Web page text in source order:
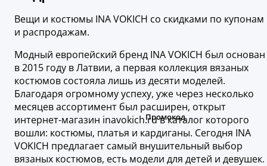
Вещи и костюмы INA VOKICH со скидками по купонам
и распродажам.
Модный европейский бренд INA VOKICH был основан
в 2015 году в Латвии, а первая коллекция вязаных
костюмов состояла лишь из десяти моделей.
Благодаря огромному успеху, уже через несколько
месяцев ассортимент был расширен, открыт
интернет-магазин inavokich.ru в каталог которого
вошли: костюмы, платья и кардиганы. Сегодня INA
VOKICH предлагает самый внушительный выбор
вязаных костюмов, есть модели для детей и девушек.